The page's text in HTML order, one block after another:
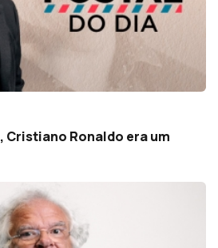
Cristiano Ronaldo era um